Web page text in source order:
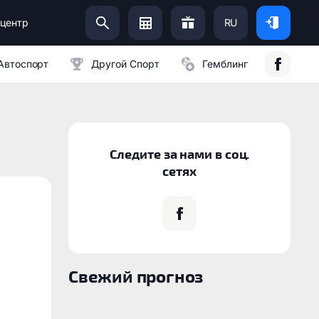
RU
Другой Спорт Гемблинг
Следите за нами в соц.
сетях
Свежий прогноз